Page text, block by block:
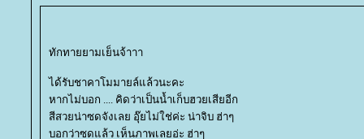
ทักทายยามเย็นจ้าาา
ได้รับชาคาโมมายล์แล้วนะคะ
หากไม่บอก .... คิดว่าเป็นน้ำเก็บฮวยเสียอีก
สีสวยน่าซดจังเลย อุ๊ยไม่ใช่ค่ะ น่าจิบ ฮ่าๆ
บอกว่าซดแล้ว เห็นภาพเลยอ่ะ ฮ่าๆ